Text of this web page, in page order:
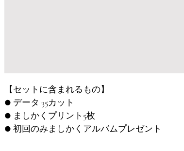
【セットに含まれるもの】
● データ 35カット
● ましかくプリント5枚
● 初回のみましかくアルバムプレゼント